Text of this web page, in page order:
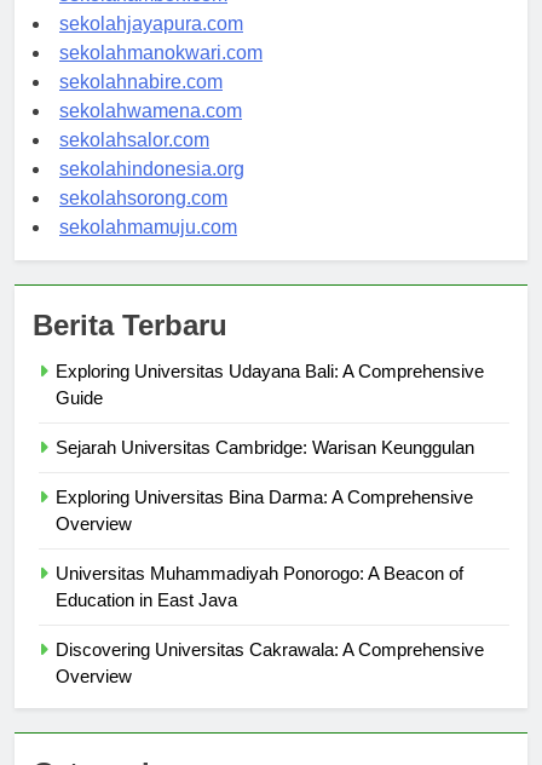
sekolahambon.com
sekolahjayapura.com
sekolahmanokwari.com
sekolahnabire.com
sekolahwamena.com
sekolahsalor.com
sekolahindonesia.org
sekolahsorong.com
Exploring Universitas Udayana Bali: A Comprehensive
Exploring Universitas Bina Darma: A Comprehensive
Universitas Muhammadiyah Ponorogo: A Beacon of
Discovering Universitas Cakrawala: A Comprehensive